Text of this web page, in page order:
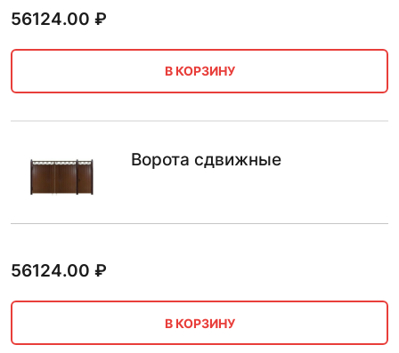
56124.00 ₽
В КОРЗИНУ
Ворота сдвижные
56124.00 ₽
В КОРЗИНУ